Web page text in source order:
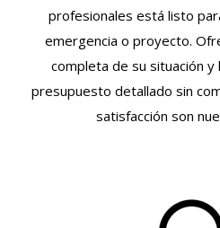
profesionales está listo
emergencia o proyecto.
completa de su situación
presupuesto detallado sin
satisfacción son